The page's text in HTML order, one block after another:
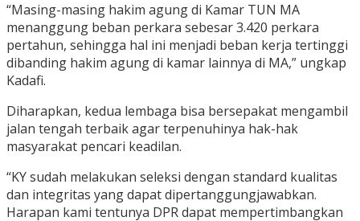
“Masing-masing hakim agung di Kamar TUN MA
menanggung beban perkara sebesar 3.420 perkara
pertahun, sehingga hal ini menjadi beban kerja tertinggi
dibanding hakim agung di kamar lainnya di MA,” ungkap
Kadafi.
Diharapkan, kedua lembaga bisa bersepakat mengambil
jalan tengah terbaik agar terpenuhinya hak-hak
masyarakat pencari keadilan.
“KY sudah melakukan seleksi dengan standard kualitas
dan integritas yang dapat dipertanggungjawabkan.
Harapan kami tentunya DPR dapat mempertimbangkan